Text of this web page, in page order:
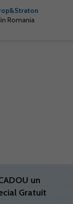
Romania
un
Gratuit